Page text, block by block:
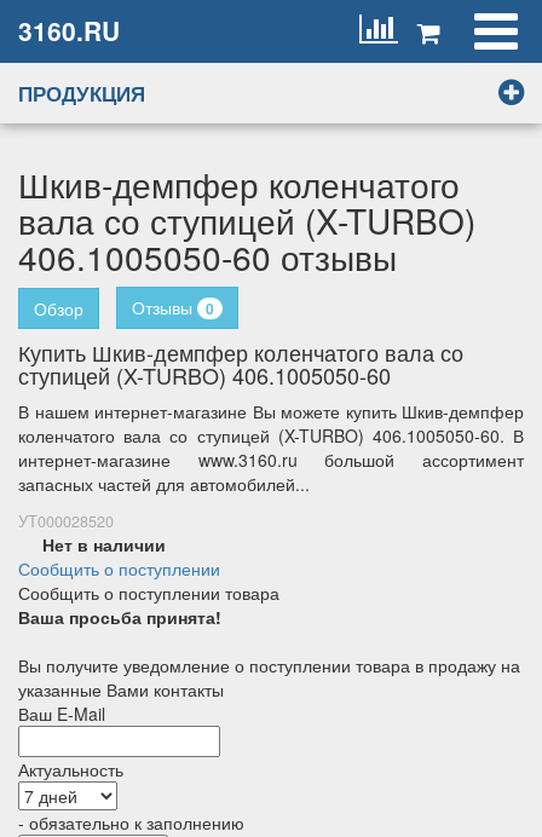
3160.RU
ПРОДУКЦИЯ
Шкив-демпфер коленчатого
вала со ступицей (X-TURBO)
406.1005050-60 отзывы
Обзор Отзывы 0
Купить Шкив-демпфер коленчатого вала со
ступицей (X-TURBO) 406.1005050-60
В нашем интернет-магазине Вы можете купить Шкив-демпфер
коленчатого вала со ступицей (X-TURBO) 406.1005050-60. В
интернет-магазине www.3160.ru большой ассортимент
запасных частей для автомобилей...
УТ000028520
Нет в наличии
Сообщить о поступлении
Сообщить о поступлении товара
Ваша просьба принята!
Вы получите уведомление о поступлении товара в продажу на
указанные Вами контакты
Ваш E-Mail
Актуальность
- обязательно к заполнению